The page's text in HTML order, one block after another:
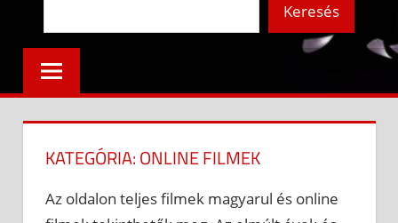
Keresés
KATEGÓRIA:ONLINE FILMEK
Az oldalon teljes filmek magyarul és online